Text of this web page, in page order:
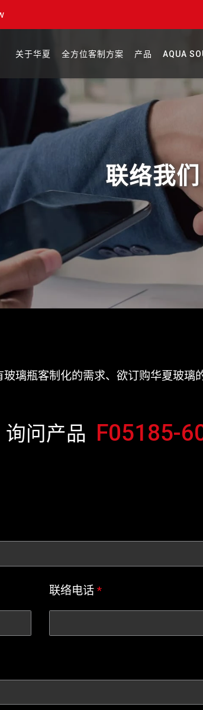
关于华夏 全方位客制方案 产品 AQUA
联络我们
璃瓶客制化的需求、欲订购华夏玻
询问产品 F05185-
联络电话 *